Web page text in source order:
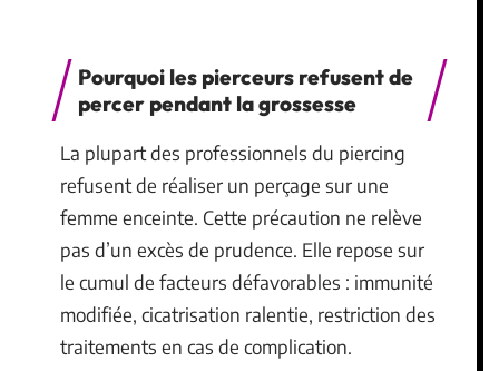
Pourquoi les pierceurs refusent de
percer pendant la grossesse
La plupart des professionnels du piercing
refusent de réaliser un perçage sur une
femme enceinte. Cette précaution ne relève
pas d’un excès de prudence. Elle repose sur
le cumul de facteurs défavorables : immunité
modifiée, cicatrisation ralentie, restriction des
traitements en cas de complication.